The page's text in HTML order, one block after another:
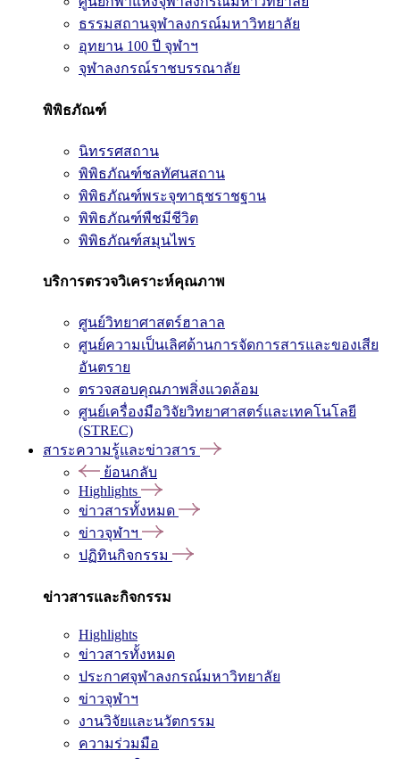
ธรรมสถานจุฬาลงกรณ์มหาวิทยาลัย
อุทยาน 100 ปี จุฬาฯ
จุฬาลงกรณ์ราชบรรณาลัย
พิพิธภัณฑ์
นิทรรศสถาน
พิพิธภัณฑ์ชลทัศนสถาน
พิพิธภัณฑ์พระจุฑาธุชราชฐาน
พิพิธภัณฑ์พืชมีชีวิต
พิพิธภัณฑ์สมุนไพร
บริการตรวจวิเคราะห์คุณภาพ
ศูนย์วิทยาศาสตร์ฮาลาล
ศูนย์ความเป็นเลิศด้านการจัดการสารและของเสีย
อันตราย
ตรวจสอบคุณภาพสิ่งแวดล้อม
ศูนย์เครื่องมือวิจัยวิทยาศาสตร์และเทคโนโลยี
(STREC)
สาระความรู้และข่าวสาร
ย้อนกลับ
Highlights
ข่าวสารทั้งหมด
ข่าวจุฬาฯ
ปฏิทินกิจกรรม
ข่าวสารและกิจกรรม
Highlights
ข่าวสารทั้งหมด
ประกาศจุฬาลงกรณ์มหาวิทยาลัย
ข่าวจุฬาฯ
งานวิจัยและนวัตกรรม
ความร่วมมือ